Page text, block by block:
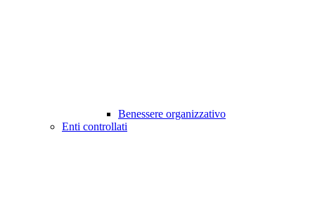
Benessere organizzativo
Enti controllati